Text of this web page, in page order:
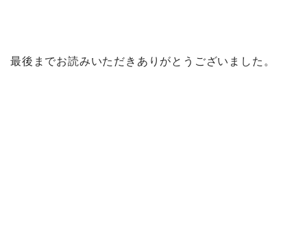
最後までお読みいただきありがとうございました。